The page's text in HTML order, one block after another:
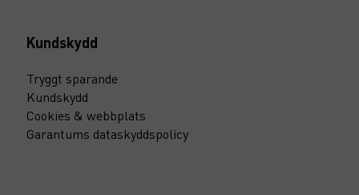
Kundskydd
Tryggt sparande
Kundskydd
Cookies & webbplats
Garantums dataskyddspolicy